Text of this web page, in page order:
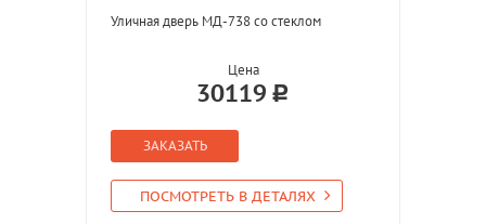
Уличная дверь МД-738 со стеклом
Цена
30119
ЗАКАЗАТЬ
ПОСМОТРЕТЬ В ДЕТАЛЯХ